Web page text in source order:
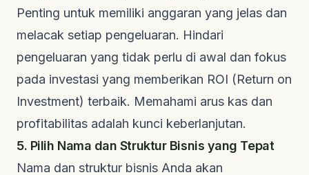
Penting untuk memiliki anggaran yang jelas dan
melacak setiap pengeluaran. Hindari
pengeluaran yang tidak perlu di awal dan fokus
pada investasi yang memberikan ROI (Return on
Investment) terbaik. Memahami arus kas dan
profitabilitas adalah kunci keberlanjutan.
5. Pilih Nama dan Struktur Bisnis yang Tepat
Nama dan struktur bisnis Anda akan